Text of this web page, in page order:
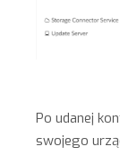
Po udanej
swojego